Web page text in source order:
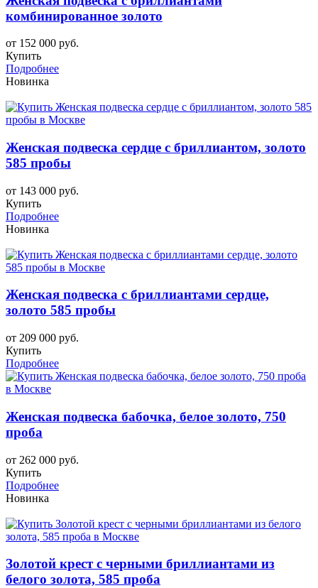
комбинированное золото
от 152 000 руб.
Купить
Подробнее
Новинка
Женская подвеска сердце с бриллиантом, золото
585 пробы
от 143 000 руб.
Купить
Подробнее
Новинка
Женская подвеска с бриллиантами сердце,
золото 585 пробы
от 209 000 руб.
Купить
Подробнее
Женская подвеска бабочка, белое золото, 750
проба
от 262 000 руб.
Купить
Подробнее
Новинка
Золотой крест с черными бриллиантами из
белого золота, 585 проба